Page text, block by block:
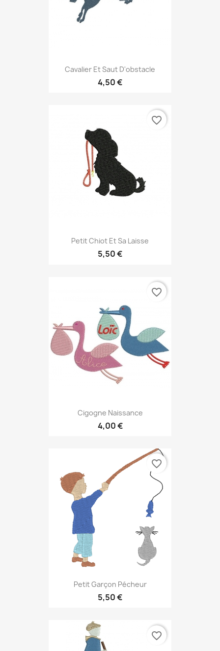
Cavalier Et Saut D'obstacle
4,50 €
Petit Chiot Et Sa Laisse
5,50 €
favorite_border
Cigogne Naissance
4,00 €
favorite_border
Petit Garçon Pécheur
5,50 €
favorite_border
favorite_border